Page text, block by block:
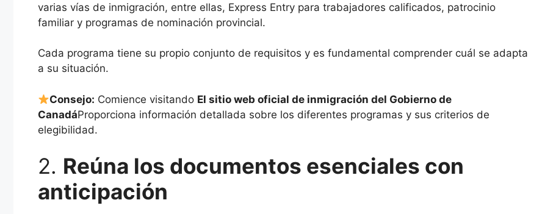
varias vías de inmigración, entre ellas, Express Entry para trabajadores calificados, patrocinio
familiar y programas de nominación provincial.
Cada programa tiene su propio conjunto de requisitos y es fundamental comprender cuál se adapta
a su situación.
Consejo: Comience visitando El sitio web oficial de inmigración del Gobierno de
CanadáProporciona información detallada sobre los diferentes programas y sus criterios de
elegibilidad.
2. Reúna los documentos esenciales con
anticipación